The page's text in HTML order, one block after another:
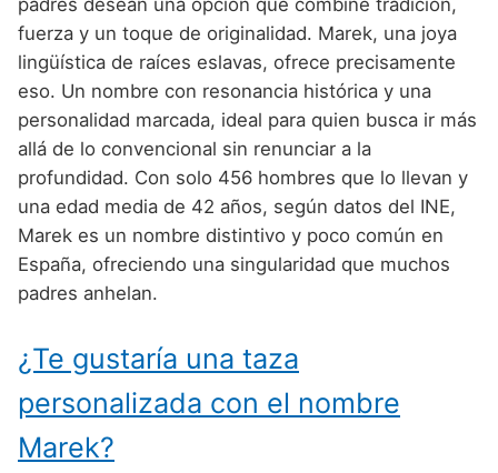
Nombres de niño que empiezan por E
Nombres de niño que empiezan por F
Nombres de niño que empiezan por G
Nombres de niño que empiezan por H
Nombres de niño que empiezan por I
Nombres de niño que empiezan por J
Nombres de niño que empiezan por K
Nombres de niño que empiezan por M
Nombres de niño que empiezan por N
Nombres de niño que empiezan por O
Nombres de Niño Baleares
Nombres de Niño Canarios
Nombres de Niño Cantabros
Nombres de Niño Catalanes
Nombres de Niño Extremeños
Nombres de Niño Gallegos
Nombres de Niño Navarros
Nombres de Niño Egipcios
Nombres de Niño Griegos
Nombres de Niño Mitologicos
Nombres de Niño Romanos
Nombres de Niño Vikingos
Nombres de Niño Americanos
Nombres de Niño Arabes
Nombres de Niño Chinos
Nombres de Niño Franceses
Nombres de Niño Hispanoamericanos
Nombres de Niño Ingleses
Nombres de Niño Italianos
Nombres de Niño Japoneses
Nombres de Niño Judíos
padres desean una opción que combine tradición,
fuerza y un toque de originalidad. Marek, una joya
lingüística de raíces eslavas, ofrece precisamente
eso. Un nombre con resonancia histórica y una
personalidad marcada, ideal para quien busca ir más
allá de lo convencional sin renunciar a la
profundidad. Con solo 456 hombres que lo llevan y
una edad media de 42 años, según datos del INE,
Marek es un nombre distintivo y poco común en
España, ofreciendo una singularidad que muchos
padres anhelan.
¿Te gustaría una taza
personalizada con el nombre
Marek?